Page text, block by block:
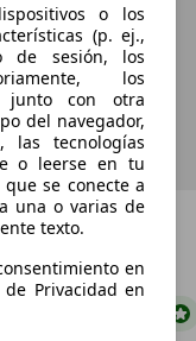
o los
(p. ej.,
de sesión, los
los
junto con otra
del navegador,
tecnologías
o leerse en tu
se conecte a
una o varias de
texto.
en
Privacidad en